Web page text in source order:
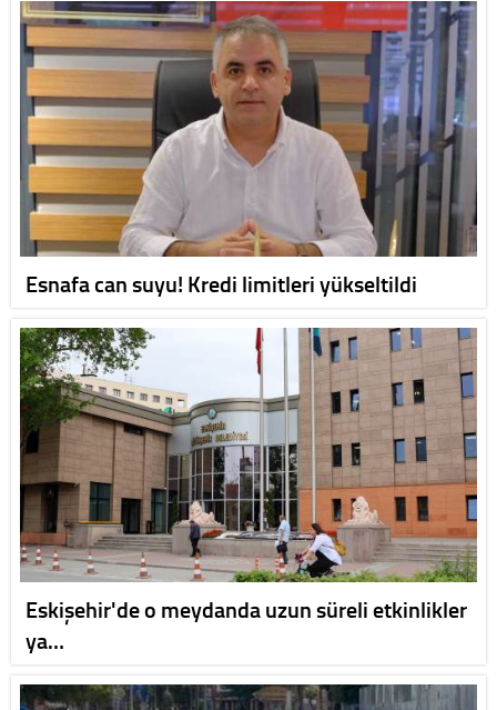
Esnafa can suyu! Kredi limitleri yükseltildi
Eskişehir'de o meydanda uzun süreli etkinlikler
ya…